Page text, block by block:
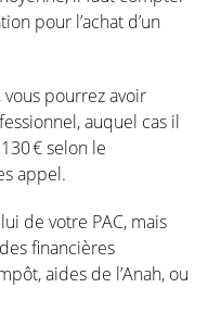
pour l’achat d’un
vous pourrezavoir
,auquel cas il
€selon le
appel.
de votre PAC, mais
financières
, aides de l’Anah, ou